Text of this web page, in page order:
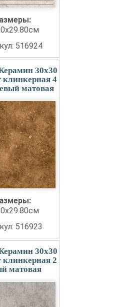
516924
30x30
клинкерная 4
матовая
516923
30x30
клинкерная 2
матовая